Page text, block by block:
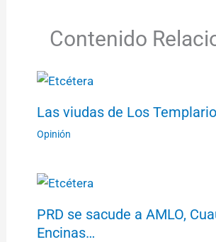
Contenido
Las viudas de Los
Opinión
PRD se sacude a AMLO,
Encinas…